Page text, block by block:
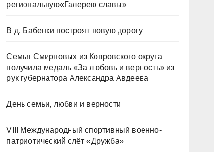
региональную«Галерею славы»
В д. Бабенки построят новую дорогу
Семья Смирновых из Ковровского округа
получила медаль «За любовь и верность» из
рук губернатора Александра Авдеева
День семьи, любви и верности
VIII Международный спортивный военно-
патриотический слёт «Дружба»